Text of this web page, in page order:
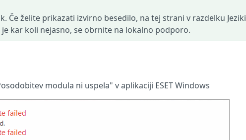
Če želite prikazati izvirno besedilo, na tej strani v razdelku Jeziki
kar koli nejasno, se obrnite na lokalno podporo.
modula ni uspela" v aplikaciji ESET Windows